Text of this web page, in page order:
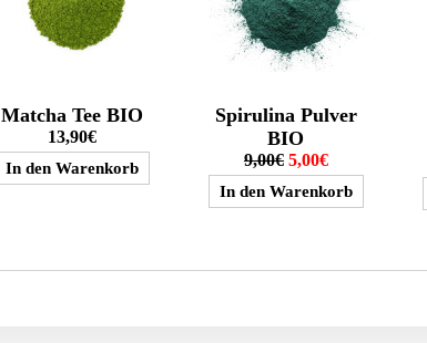
Matcha Tee BIO
13,90€
Spirulina Pulver
BIO
9,00€ 5,00€